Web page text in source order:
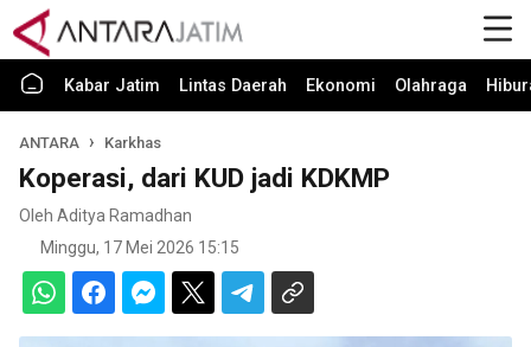
Kabar Jatim Lintas Daerah Ekonomi Olahraga
ANTARA Karkhas
Koperasi, dari KUD jadi KDKMP
Oleh Aditya Ramadhan
Minggu, 17 Mei 2026 15:15